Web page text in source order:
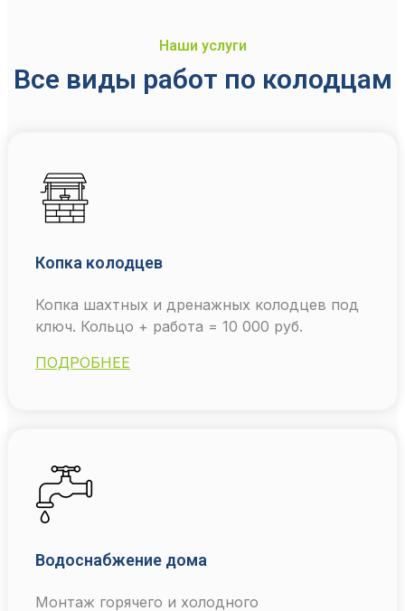
Наши услуги
Все виды работ по колодцам
Копка колодцев
Копка шахтных и дренажных колодцев под
ключ. Кольцо + работа = 10 000 руб.
ПОДРОБНЕЕ
Водоснабжение дома
Монтаж горячего и холодного